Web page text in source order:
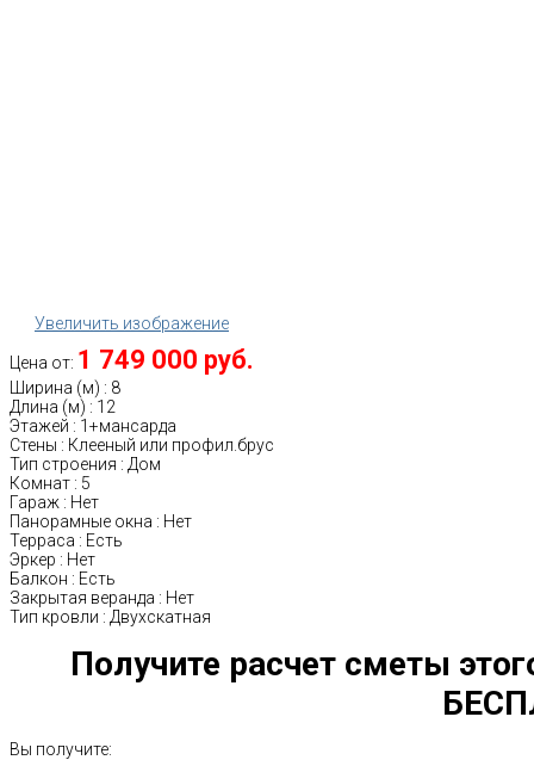
Увеличить изображение
Цена от: 1 749 000 руб.
Ширина (м) : 8
Длина (м) : 12
Этажей : 1+мансарда
Стены : Клееный или профил.брус
Тип строения : Дом
Комнат : 5
Гараж : Нет
Панорамные окна : Нет
Терраса : Есть
Эркер : Нет
Балкон : Есть
Закрытая веранда : Нет
Тип кровли : Двухскатная
Получите расчет сметы
Вы получите: